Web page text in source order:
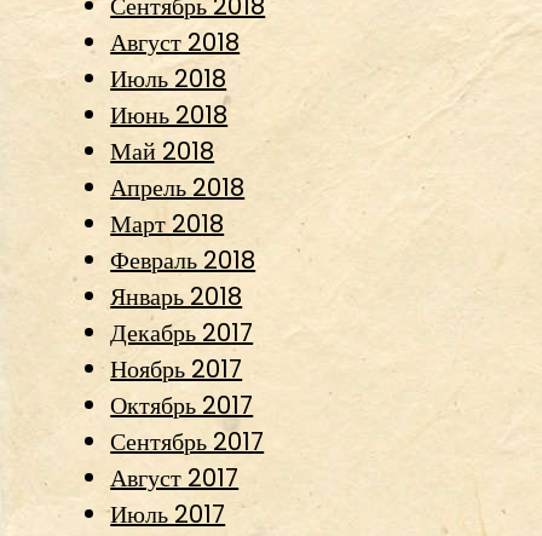
Август 2018
Июль 2018
Июнь 2018
Май 2018
Апрель 2018
Март 2018
Февраль 2018
Январь 2018
Декабрь 2017
Ноябрь 2017
Октябрь 2017
Сентябрь 2017
Август 2017
Июль 2017